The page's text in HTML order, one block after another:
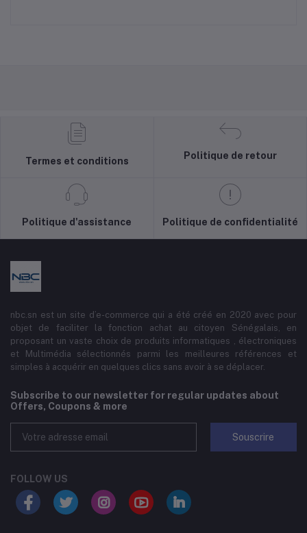
Termes et conditions
Politique de retour
Politique d'assistance Politique de confidentialité
nbc.sn est un site d’e-commerce qui a été créé en 2020 avec pour
objet de faciliter la fonction achat au citoyen Sénégalais, en
proposant un vaste choix de produits informatiques , électroniques
et Multimédia sélectionnés parmi les meilleures références et
simples à acquérir en quelques clics sans avoir à se déplacer.
Subscribe to our newsletter for regular updates about
Offers, Coupons & more
Souscrire
FOLLOW US